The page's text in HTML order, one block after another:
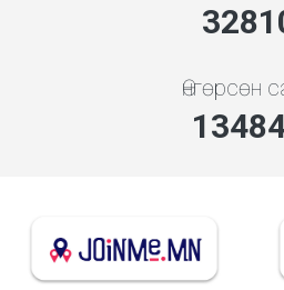
Өнгөрсөн